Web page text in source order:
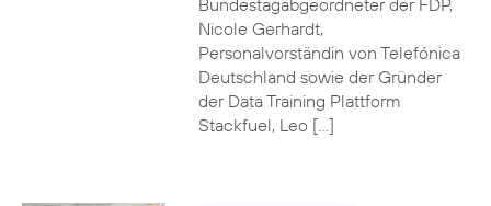
Bundestagabgeordneter der FDP,
Nicole Gerhardt,
Personalvorständin von Telefónica
Deutschland sowie der Gründer
der Data Training Plattform
Stackfuel, Leo […]